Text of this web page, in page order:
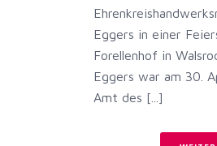
Eggers in einer
Forellenhof in
Eggers war am 30.
Amt des [...]